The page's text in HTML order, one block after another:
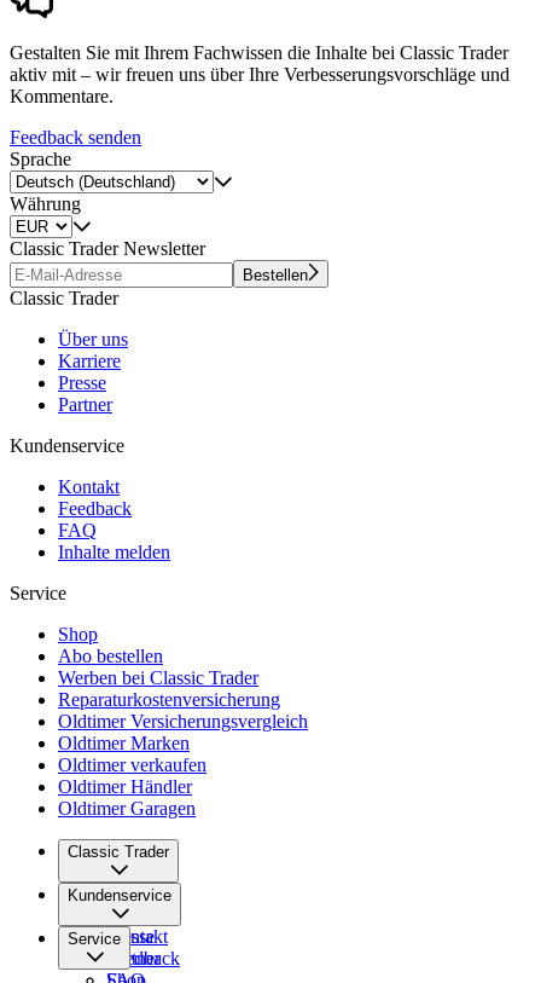
Gestalten Sie mit Ihrem Fachwissen die Inhalte bei Classic Trader
aktiv mit – wir freuen uns über Ihre Verbesserungsvorschläge und
Kommentare.
Feedback senden
Sprache
Währung
Classic Trader Newsletter
Bestellen
Classic Trader
Über uns
Karriere
Presse
Partner
Kundenservice
Kontakt
Feedback
FAQ
Inhalte melden
Service
Shop
Abo bestellen
Werben bei Classic Trader
Reparaturkostenversicherung
Oldtimer Versicherungsvergleich
Oldtimer Marken
Oldtimer verkaufen
Oldtimer Händler
Oldtimer Garagen
Classic Trader
Über uns
Karriere
Presse
Partner
Kundenservice
Kontakt
Feedback
Service